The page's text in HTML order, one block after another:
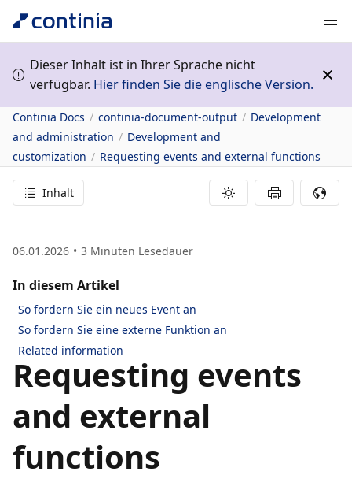
Dieser Inhalt ist in Ihrer Sprache nicht
verfügbar. Hier finden Sie die englische Version.
Continia Docs continia-document-output
Development
and administration
Development and
customization
Requesting events and external functions
Inhalt
06.01.2026 3 Minuten Lesedauer
In diesem Artikel
So fordern Sie ein neues Event an
So fordern Sie eine externe Funktion an
Related information
Requesting events
and external
functions